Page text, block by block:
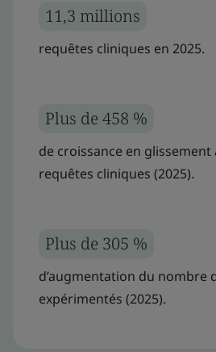
11,3 millions
requêtes cliniques en 2025.
Plus de 458 %
de croissance en glissement
requêtes cliniques (2025).
Plus de 305 %
d’augmentation du nombre
expérimentés (2025).